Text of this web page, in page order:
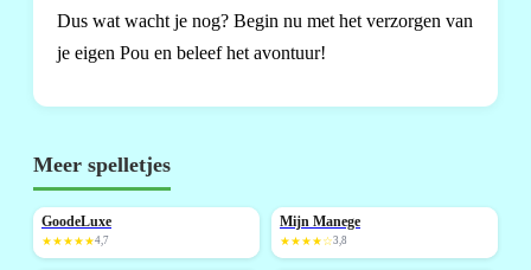
Dus wat wacht je nog? Begin nu met het verzorgen van
je eigen Pou en beleef het avontuur!
Meer spelletjes
NIEUW
GoodeLuxe
★★★★★4,7
Mijn Manege
★★★★☆3,8